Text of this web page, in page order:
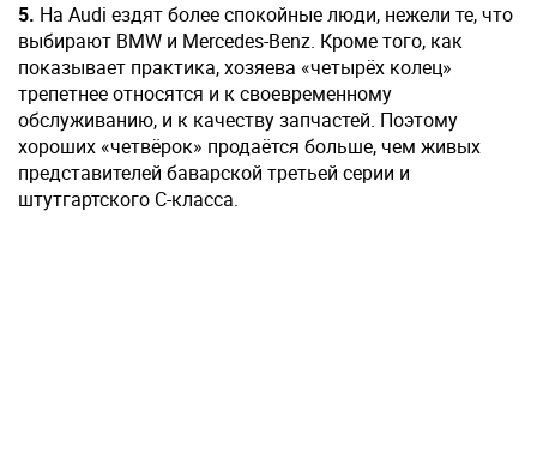
5. На Audi ездят более спокойные люди, нежели те, что
выбирают BMW и Mercedes-Benz. Кроме того, как
показывает практика, хозяева «четырёх колец»
трепетнее относятся и к своевременному
обслуживанию, и к качеству запчастей. Поэтому
хороших «четвёрок» продаётся больше, чем живых
представителей баварской третьей серии и
штутгартского C-класса.